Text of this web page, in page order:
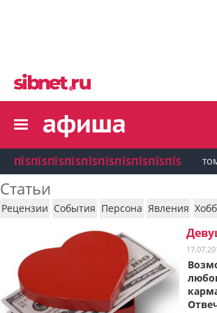
пїЅпїЅпїЅпїЅпїЅпїЅпїЅпїЅ
пїЅпїЅпїЅпїЅпїЅпїЅпїЅ
пїЅпїЅпїЅ пїЅпїЅпїЅпїЅпїЅпїЅпїЅ
пїЅпїЅпїЅпїЅпїЅ
пїЅпїЅпїЅ пїЅпїЅпїЅпїЅпїЅпїЅпїЅ
пїЅпїЅпїЅ пїЅпїЅпїЅпїЅпїЅпїЅпїЅ
пїЅпїЅпїЅ
пїЅпїЅпїЅ
пїЅпїЅпїЅ
пїЅпїЅпїЅ
пїЅпїЅпїЅ
пїЅпїЅпїЅ
пїЅпїЅпїЅпїЅпїЅ
ПЇЅПЇЅПЇЅПЇЅПЇЅПЇЅПЇЅПЇЅПЇЅПЇЅ
Статьи
Рецензии События Персона Явления